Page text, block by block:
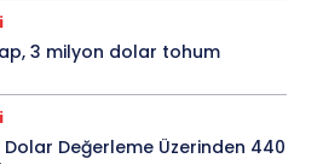
3 milyon dolar tohum
Dolar Değerleme Üzerinden 440